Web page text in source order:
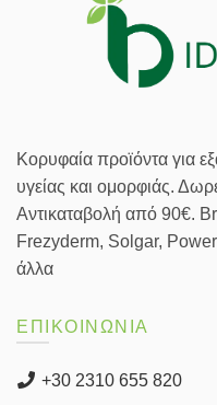
Κορυφαία προϊόντα για
υγείας και ομορφιάς.
Αντικαταβολή από 90€.
Frezyderm, Solgar,
άλλα
ΕΠΙΚΟΙΝΩΝΙΑ
+30 2310 655 820